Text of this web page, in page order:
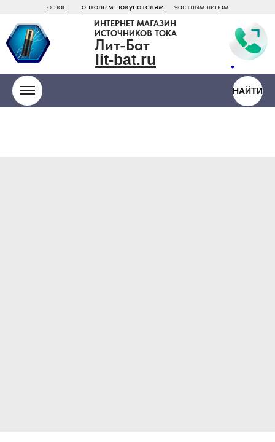
ИНТЕРНЕТ МАГАЗИН
о нас оптовым покупателям частным лицам
Лит-Бат
ИСТОЧНИКОВ ТОКА
lit-bat.ru
НАЙТИ